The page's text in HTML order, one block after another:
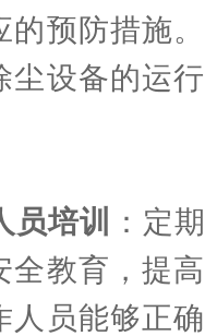
的预防措施
尘设备的运
员培训
：定
全教育，提
人员能够正